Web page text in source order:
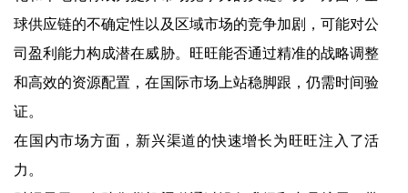
球供应链的不确定性以及区域市场的竞争加剧，可能对公
司盈利能力构成潜在威胁。旺旺能否通过精准的战略调整
和高效的资源配置，在国际市场上站稳脚跟，仍需时间验
证。
在国内市场方面，新兴渠道的快速增长为旺旺注入了活
力。